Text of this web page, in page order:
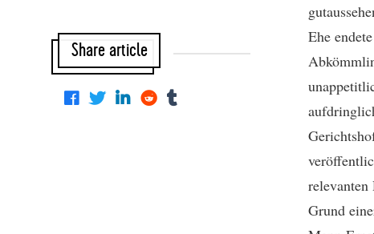
Ehe
Grund
Share article